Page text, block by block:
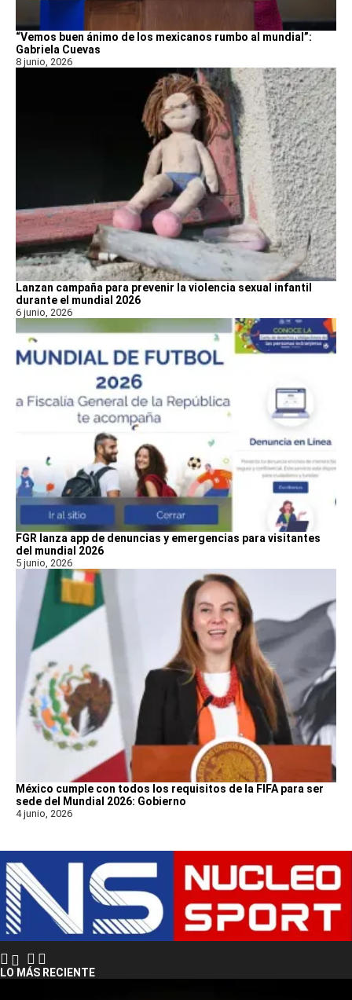
“Vemos buen ánimo de los mexicanos rumbo al mundial”:
Gabriela Cuevas
8 junio, 2026
Lanzan campaña para prevenir la violencia sexual infantil
durante el mundial 2026
6 junio, 2026
FGR lanza app de denuncias y emergencias para visitantes
del mundial 2026
5 junio, 2026
México cumple con todos los requisitos de la FIFA para ser
sede del Mundial 2026: Gobierno
4 junio, 2026
LO MÁS RECIENTE